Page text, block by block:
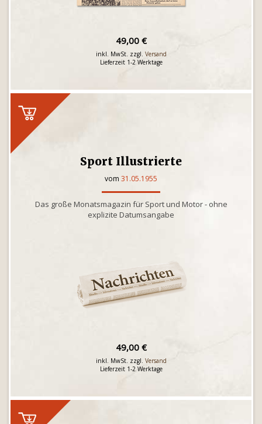
49,00 €
inkl. MwSt. zzgl. Versand
Lieferzeit 1-2 Werktage
Sport Illustrierte
vom 31.05.1955
Das große Monatsmagazin für Sport und Motor - ohne
explizite Datumsangabe
49,00 €
inkl. MwSt. zzgl. Versand
Lieferzeit 1-2 Werktage